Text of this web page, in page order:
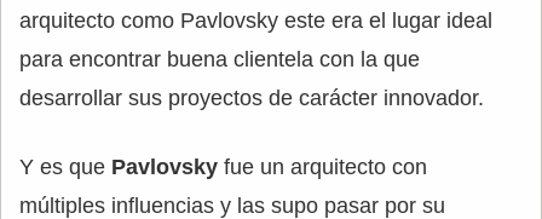
arquitecto como Pavlovsky este era el lugar ideal
para encontrar buena clientela con la que
desarrollar sus proyectos de carácter innovador.
Y es que Pavlovsky fue un arquitecto con
múltiples influencias y las supo pasar por su